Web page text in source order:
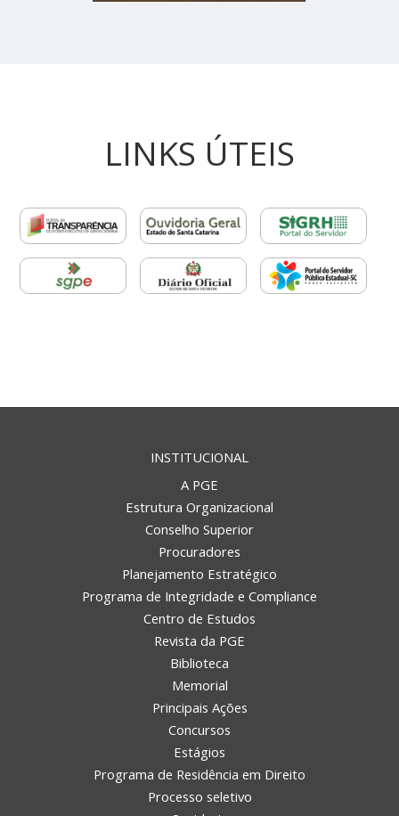
LINKS ÚTEIS
INSTITUCIONAL
A PGE
Estrutura Organizacional
Conselho Superior
Procuradores
Planejamento Estratégico
Programa de Integridade e Compliance
Centro de Estudos
Revista da PGE
Biblioteca
Memorial
Principais Ações
Concursos
Estágios
Programa de Residência em Direito
Processo seletivo